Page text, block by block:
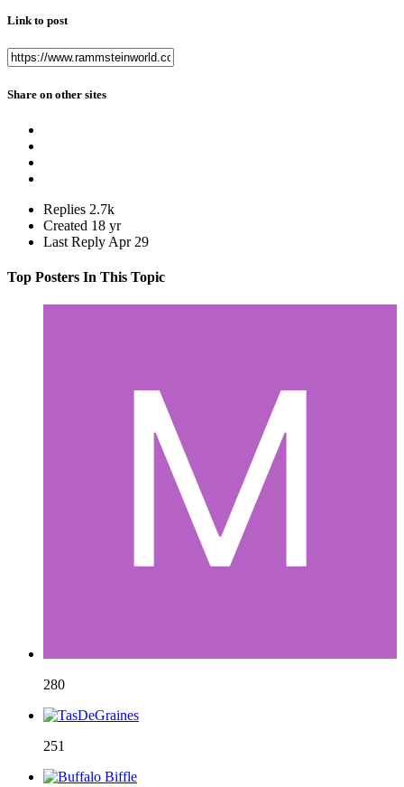
Link to post
Share on other sites
Replies 2.7k
Created 18 yr
Last Reply Apr 29
Top Posters In This Topic
280
251